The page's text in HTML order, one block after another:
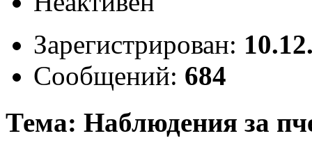
Зарегистрирован:
Сообщений: 684
Тема: Наблюдения за